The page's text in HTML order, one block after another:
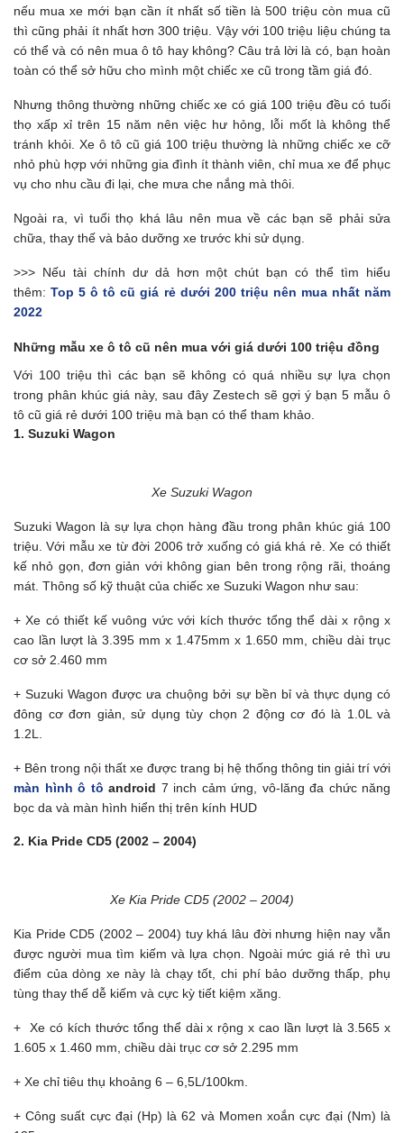
nếu mua xe mới bạn cần ít nhất số tiền là 500 triệu còn mua cũ
thì cũng phải ít nhất hơn 300 triệu. Vậy với 100 triệu liệu chúng ta
có thể và có nên mua ô tô hay không? Câu trả lời là có, bạn hoàn
toàn có thể sở hữu cho mình một chiếc xe cũ trong tầm giá đó.
Nhưng thông thường những chiếc xe có giá 100 triệu đều có tuổi
thọ xấp xỉ trên 15 năm nên việc hư hỏng, lỗi mốt là không thể
tránh khỏi. Xe ô tô cũ giá 100 triệu thường là những chiếc xe cỡ
nhỏ phù hợp với những gia đình ít thành viên, chỉ mua xe để phục
vụ cho nhu cầu đi lại, che mưa che nắng mà thôi.
Ngoài ra, vì tuổi thọ khá lâu nên mua về các bạn sẽ phải sửa
chữa, thay thế và bảo dưỡng xe trước khi sử dụng.
>>> Nếu tài chính dư dả hơn một chút bạn có thể tìm hiểu
thêm: Top 5 ô tô cũ giá rẻ dưới 200 triệu nên mua nhất năm
2022
Những mẫu xe ô tô cũ nên mua với giá dưới 100 triệu đồng
Với 100 triệu thì các bạn sẽ không có quá nhiều sự lựa chọn
trong phân khúc giá này, sau đây Zestech sẽ gợi ý bạn 5 mẫu ô
tô cũ giá rẻ dưới 100 triệu mà bạn có thể tham khảo.
1. Suzuki Wagon
Xe Suzuki Wagon
Suzuki Wagon là sự lựa chọn hàng đầu trong phân khúc giá 100
triệu. Với mẫu xe từ đời 2006 trở xuống có giá khá rẻ. Xe có thiết
kế nhỏ gọn, đơn giản với không gian bên trong rộng rãi, thoáng
mát. Thông số kỹ thuật của chiếc xe Suzuki Wagon như sau:
+ Xe có thiết kế vuông vức với kích thước tổng thể dài x rộng x
cao lần lượt là 3.395 mm x 1.475mm x 1.650 mm, chiều dài trục
cơ sở 2.460 mm
+ Suzuki Wagon được ưa chuộng bởi sự bền bỉ và thực dụng có
đông cơ đơn giản, sử dụng tùy chọn 2 động cơ đó là 1.0L và
1.2L.
+ Bên trong nội thất xe được trang bị hệ thống thông tin giải trí với
màn hình ô tô android 7 inch cảm ứng, vô-lăng đa chức năng
bọc da và màn hình hiển thị trên kính HUD
2. Kia Pride CD5 (2002 – 2004)
Xe Kia Pride CD5 (2002 – 2004)
Kia Pride CD5 (2002 – 2004) tuy khá lâu đời nhưng hiện nay vẫn
được người mua tìm kiếm và lựa chọn. Ngoài mức giá rẻ thì ưu
điểm của dòng xe này là chạy tốt, chi phí bảo dưỡng thấp, phụ
tùng thay thế dễ kiếm và cực kỳ tiết kiệm xăng.
+ Xe có kích thước tổng thể dài x rộng x cao lần lượt là 3.565 x
1.605 x 1.460 mm, chiều dài trục cơ sở 2.295 mm
+ Xe chỉ tiêu thụ khoảng 6 – 6,5L/100km.
+ Công suất cực đại (Hp) là 62 và Momen xoắn cực đại (Nm) là